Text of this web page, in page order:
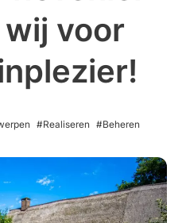
voor
#Realiseren #Beheren